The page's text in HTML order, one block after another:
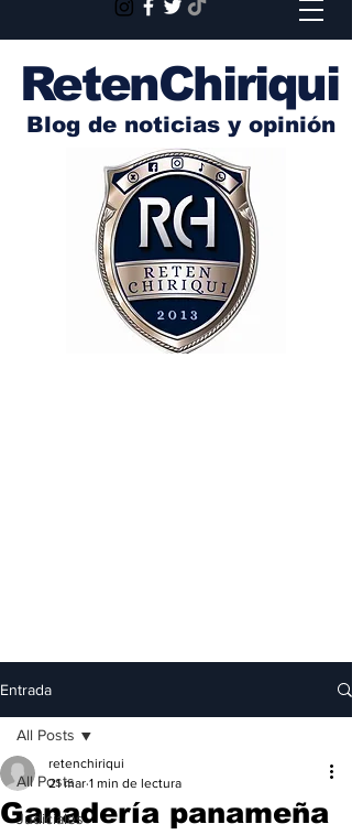
RetenChiriqui
Blog de noticias y opinión
Entrada
All Posts
Judiciales
All Posts
Ganadería panameña
retenchiriqui
21 mar 1 min de lectura